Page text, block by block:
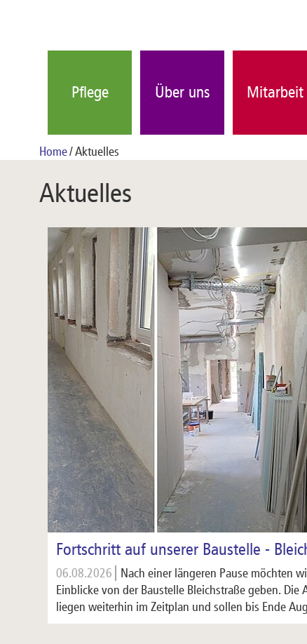
Pflege Über uns Mitarbeit
Home Aktuelles
Aktuelles
Fortschritt auf unserer Baustelle -
06.08.2026
Nach einer längeren Pause möchten
Einblicke von der Baustelle Bleichstraße geben. Die
liegen weiterhin im Zeitplan und sollen bis Ende